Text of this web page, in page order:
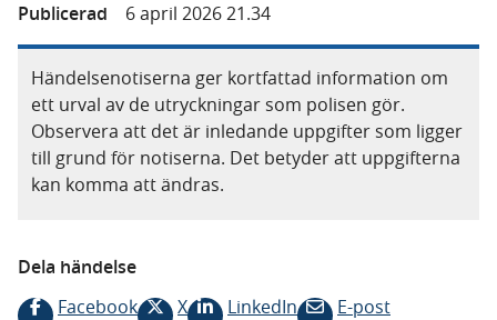
Publicerad
6 april 2026 21.34
Händelsenotiserna ger kortfattad information om
ett urval av de utryckningar som polisen gör.
Observera att det är inledande uppgifter som ligger
till grund för notiserna. Det betyder att uppgifterna
kan komma att ändras.
Dela händelse
Facebook
X LinkedIn E-post